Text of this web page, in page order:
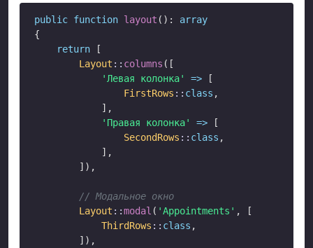
public function layout (): array
{
return [
Layout :: columns ([
'Левая колонка'
=> [
FirstRows :: class ,
            ],
'Правая колонка'
=> [
SecondRows :: class ,
            ],
        ]),
// Модальное окно
Layout ::modal ( 'Appointments' , [
ThirdRows :: class ,
        ]),